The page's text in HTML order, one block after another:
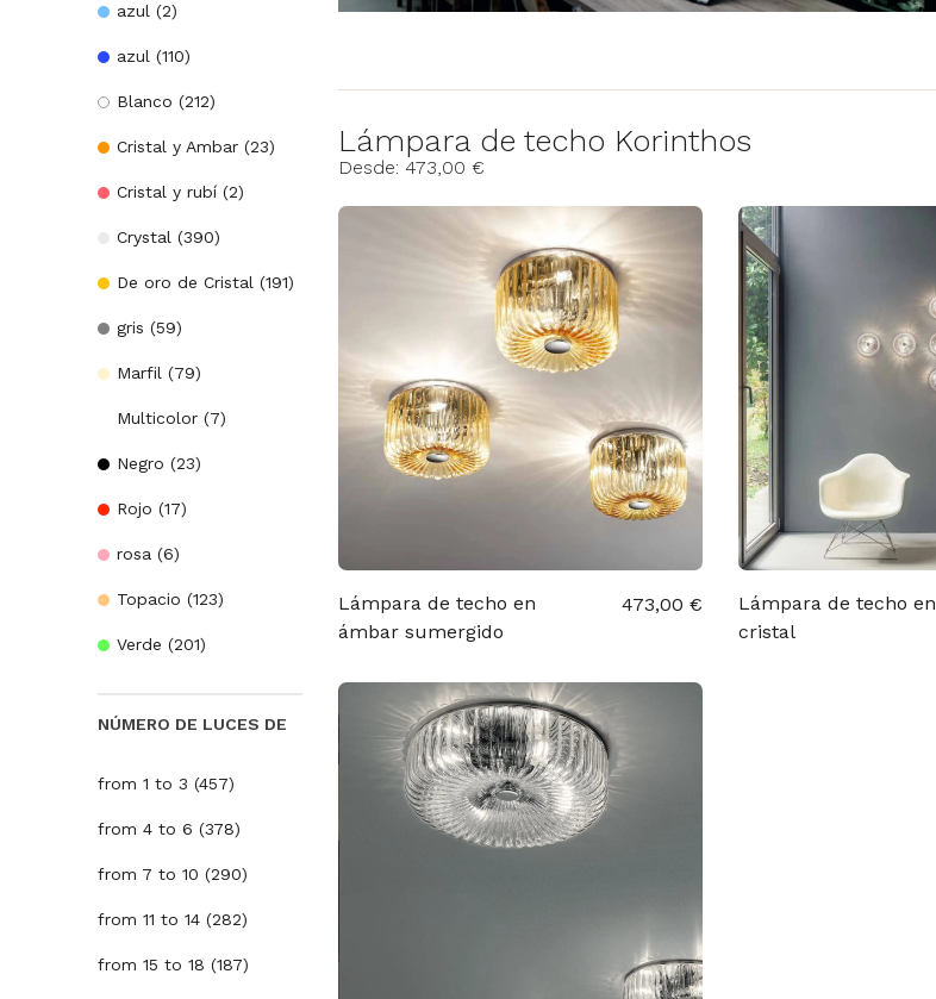
Lámpara de techo Korinthos
Desde: 473,00 €
Lámpara de techo en
ámbar sumergido
473,00 €
Lámpara de techo en
cristal
'Rezzonico
(35)
Accesorios para
(18)
Accesorios de
(15)
azul (2)
azul (110)
Blanco (212)
Cristal y Ambar (23)
Cristal y rubí (2)
Crystal (390)
De oro de Cristal (191)
gris (59)
Marfil (79)
Multicolor (7)
Negro (23)
Rojo (17)
rosa (6)
Topacio (123)
Verde (201)
NÚMERO DE LUCES DE
from 1 to 3 (457)
from 4 to 6 (378)
from 7 to 10 (290)
from 11 to 14 (282)
from 15 to 18 (187)